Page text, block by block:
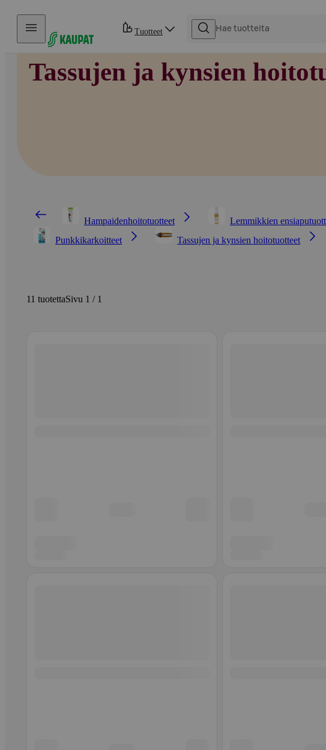
Hyppää sisältöön
Tuotteet
Tassujen ja kynsien
Hampaidenhoitotuotteet Lemmikkien
Punkkikarkoitteet
Tassujen ja kynsien hoitotuotteet
11 tuotettaSivu 1 / 1